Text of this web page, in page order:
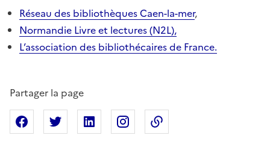
Réseau des bibliothèques Caen-la-mer,
Normandie Livre et lectures (N2L),
L’association des bibliothécaires de France.
Partager la page
Partager sur Facebook
Partager sur XPartager sur Linkedin
Partager sur Instagram